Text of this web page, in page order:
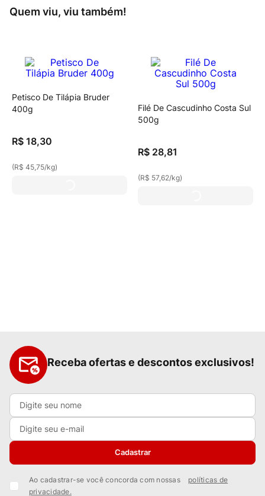
Quem viu, viu também!
Petisco De Tilápia Bruder
400g
R$ 18,30
(R$ 45,75/kg)
Filé De Cascudinho Costa Sul
500g
R$ 28,81
(R$ 57,62/kg)
Receba ofertas e descontos exclusivos!
Cadastrar
Ao cadastrar-se você concorda com nossas
políticas de
privacidade.